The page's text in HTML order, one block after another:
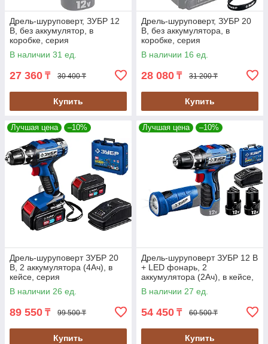
Дрель-шуруповерт, ЗУБР 12
В, без аккумулятор, в
коробке, серия
"Профессионал" (DL-121)
В наличии 31 ед.
27 360 ₸ 30 400 ₸
Купить
Дрель-шуруповерт, ЗУБР 20
В, без аккумулятора, в
коробке, серия
"Профессионал" (DL-201)
В наличии 16 ед.
28 080 ₸ 31 200 ₸
Купить
Лучшая цена –10%
Дрель-шуруповерт ЗУБР 20
В, 2 аккумулятора (4Ач), в
кейсе, серия
"Профессионал" (DL-201-42)
В наличии 26 ед.
89 550 ₸ 99 500 ₸
Купить
Лучшая цена –10%
Дрель-шуруповерт ЗУБР 12 В
+ LED фонарь, 2
аккумулятора (2Ач), в кейсе,
серия "Профессионал" (DL-
121-22F)
В наличии 27 ед.
54 450 ₸ 60 500 ₸
Купить